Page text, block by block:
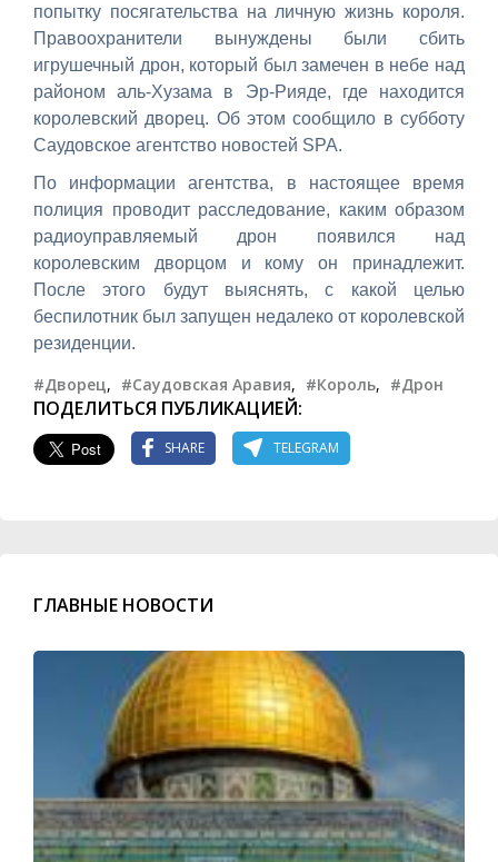
попытку посягательства на личную жизнь короля.
Правоохранители вынуждены были сбить
игрушечный дрон, который был замечен в небе над
районом аль-Хузама в Эр-Рияде, где находится
королевский дворец. Об этом сообщило в субботу
Саудовское агентство новостей SPA.
По информации агентства, в настоящее время
полиция проводит расследование, каким образом
радиоуправляемый дрон появился над
королевским дворцом и кому он принадлежит.
После этого будут выяснять, с какой целью
беспилотник был запущен недалеко от королевской
резиденции.
#Дворец, #Саудовская Аравия, #Король, #Дрон
ПОДЕЛИТЬСЯ ПУБЛИКАЦИЕЙ:
SHARE TELEGRAM
ГЛАВНЫЕ НОВОСТИ